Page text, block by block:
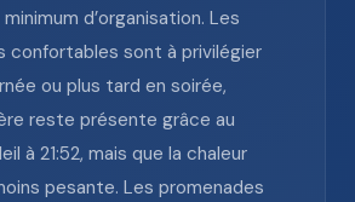
d’organisation. Les
confortables sont à privilégier
ou plus tard en soirée,
reste présente grâce au
à 21:52, mais que la chaleur
pesante. Les promenades